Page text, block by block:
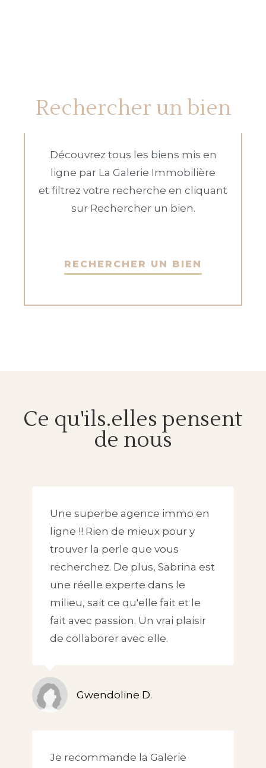
Rechercher un bien
Découvrez tous les biens mis en
ligne par La Galerie Immobilière
et filtrez votre recherche en cliquant
sur Rechercher un bien.
RECHERCHER UN BIEN
Ce qu'ils.elles pensent
de nous
Une superbe agence immo en
ligne !! Rien de mieux pour y
trouver la perle que vous
recherchez. De plus, Sabrina est
une réelle experte dans le
milieu, sait ce qu'elle fait et le
fait avec passion. Un vrai plaisir
de collaborer avec elle.
Gwendoline D.
Je recommande la Galerie